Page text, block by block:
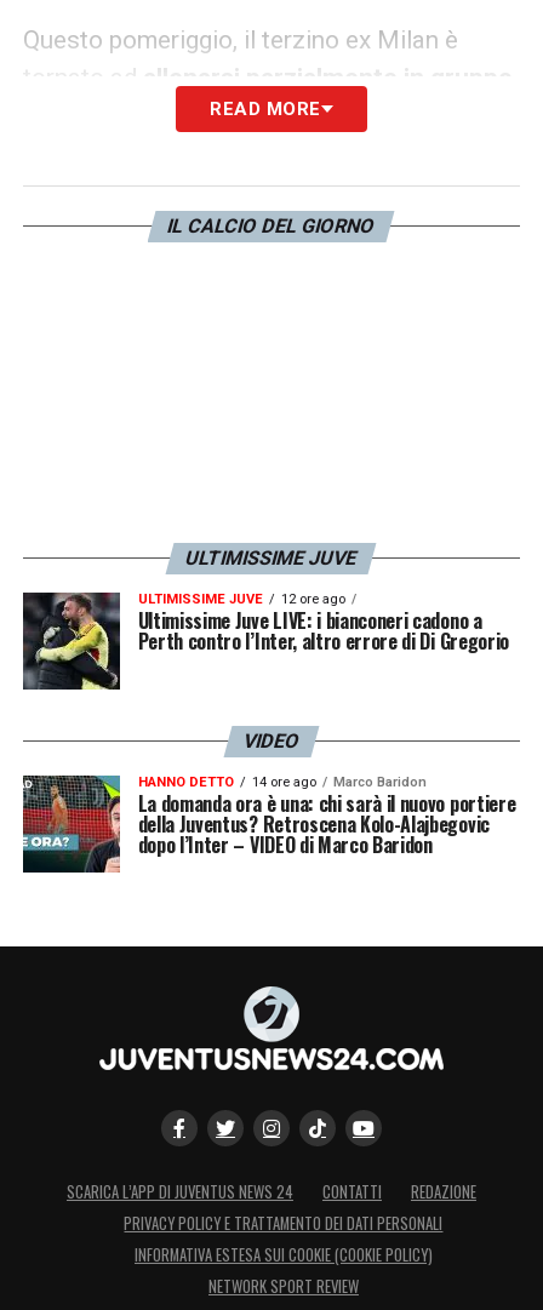
Questo pomeriggio, il terzino ex Milan è
tornato ad
allenarsi parzialmente in gruppo
cominciando dunque aritrovare
campo. Da valutare, dunque, i progressivi
miglioramenti di De Sciglio.
READ MORE
IL CALCIO DEL GIORNO
ULTIMISSIME JUVE
ULTIMISSIME JUVE 12 ore ago
Ultimissime Juve LIVE: i bianconeri cadono a
Perth contro l’Inter, altro errore di Di Gregorio
VIDEO
HANNO DETTO 14 ore ago Marco Baridon
La domanda ora è una: chi sarà il nuovo portiere
della Juventus? Retroscena Kolo-Alajbegovic
dopo l’Inter – VIDEO di Marco Baridon
SCARICA L’APP DI JUVENTUS NEWS 24 CONTATTI
REDAZIONE
PRIVACY POLICY E TRATTAMENTO DEI DATI PERSONALI
INFORMATIVA ESTESA SUI COOKIE (COOKIE POLICY)
NETWORK SPORT REVIEW